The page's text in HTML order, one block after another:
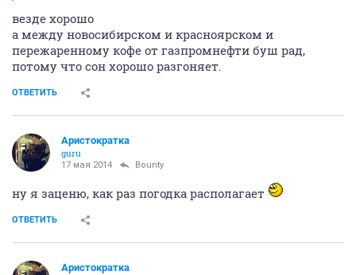
везде хорошо
а между новосибирском и красноярском и
пережаренному кофе от газпромнефти буш рад,
потому что сон хорошо разгоняет.
ОТВЕТИТЬ
Аристократка
guru
17 мая 2014 Bounty
ну я заценю, как раз погодка располагает
ОТВЕТИТЬ
Аристократка